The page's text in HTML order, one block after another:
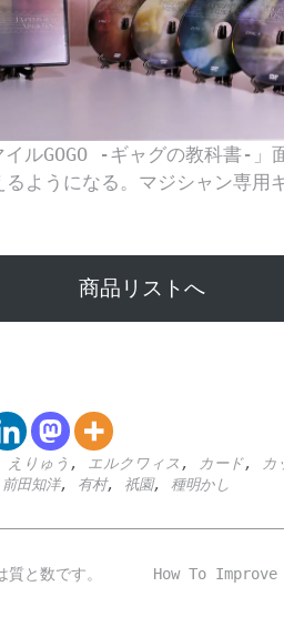
商品リストへ
えりゅう , エルクワィス , カード, カ
前田知洋, 有村, 祇園, 種明かし
How To
と数です。